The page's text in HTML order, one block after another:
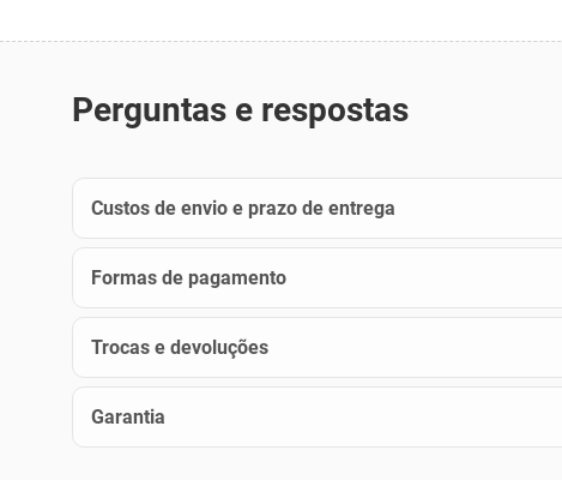
Perguntas e respostas
Custos de envio e prazo de entrega
Formas de pagamento
Trocas e devoluções
Garantia